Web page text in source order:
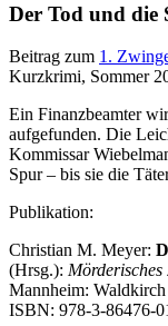
Der Tod und die
Beitrag zum 1.
Kurzkrimi, Sommer
Ein Finanzbeamter
aufgefunden. Die
Kommissar
Spur – bis sie die
Publikation:
Christian M. Meyer:
(Hrsg.):
Mannheim:
ISBN: 978-3-86476-